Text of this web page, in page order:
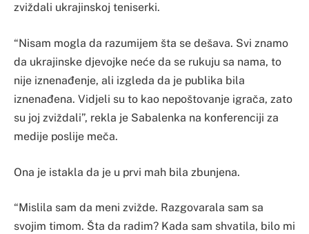
zviždali ukrajinskoj teniserki.
“Nisam mogla da razumijem šta se dešava. Svi znamo
da ukrajinske djevojke neće da se rukuju sa nama, to
nije iznenađenje, ali izgleda da je publika bila
iznenađena. Vidjeli su to kao nepoštovanje igrača, zato
su joj zviždali”, rekla je Sabalenka na konferenciji za
medije poslije meča.
Ona je istakla da je u prvi mah bila zbunjena.
“Mislila sam da meni zvižde. Razgovarala sam sa
svojim timom. Šta da radim? Kada sam shvatila, bilo mi